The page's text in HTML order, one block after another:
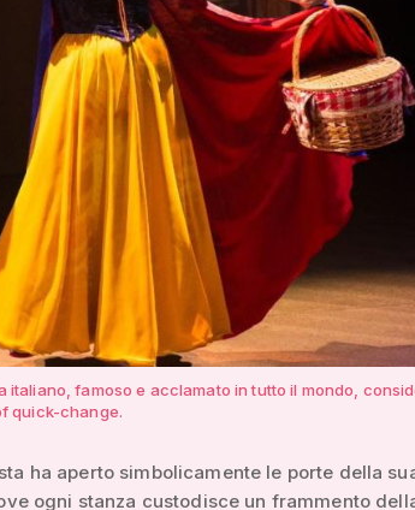
italiano, famoso e acclamato in tutto il mondo,
quick-change.
ha aperto simbolicamente le porte della sua
ogni stanza custodisce un frammento